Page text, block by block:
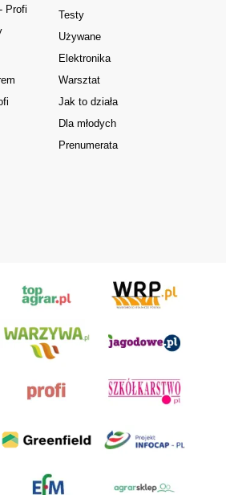
Testy
Używane
Elektronika
Warsztat
Jak to działa
Dla młodych
Prenumerata
Profi